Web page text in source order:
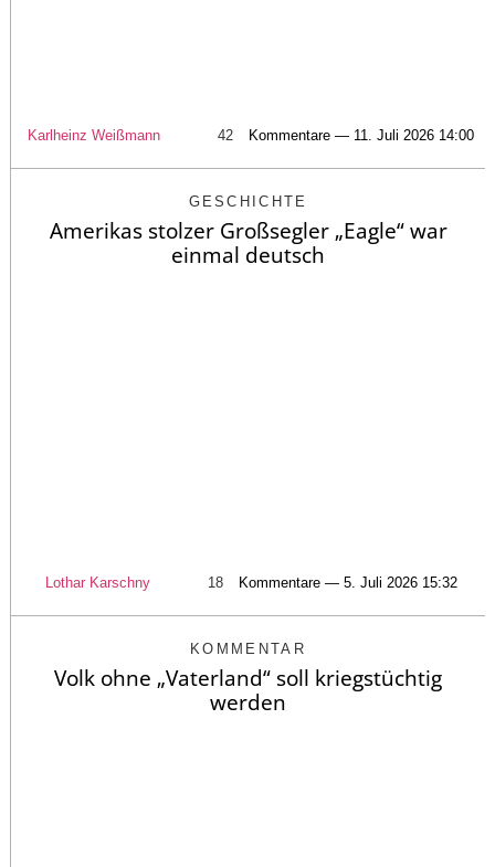
Karlheinz Weißmann 42 Kommentare — 11. Juli 2026 14:00
GESCHICHTE
Amerikas stolzer Großsegler „Eagle“ war
einmal deutsch
Lothar Karschny 18 Kommentare — 5. Juli 2026 15:32
KOMMENTAR
Volk ohne „Vaterland“ soll kriegstüchtig
werden